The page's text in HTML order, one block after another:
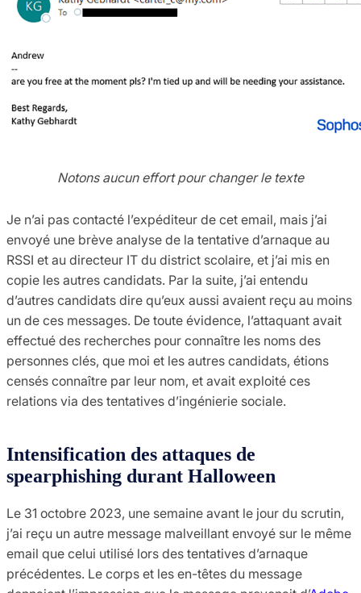
Notons aucun effort pour changer le texte
Je n’ai pas contacté l’expéditeur de cet email, mais j’ai
envoyé une brève analyse de la tentative d’arnaque au
RSSI et au directeur IT du district scolaire, et j’ai mis en
copie les autres candidats. Par la suite, j’ai entendu
d’autres candidats dire qu’eux aussi avaient reçu au moins
un de ces messages. De toute évidence, l’attaquant avait
effectué des recherches pour connaître les noms des
personnes clés, que moi et les autres candidats, étions
censés connaître par leur nom, et avait exploité ces
relations via des tentatives d’ingénierie sociale.
Intensification des attaques de
spearphishing durant Halloween
Le 31 octobre 2023, une semaine avant le jour du scrutin,
j’ai reçu un autre message malveillant envoyé sur le même
email que celui utilisé lors des tentatives d’arnaque
précédentes. Le corps et les en-têtes du message